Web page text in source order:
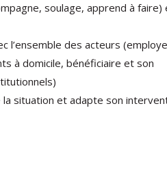
soulage, apprend à faire)
l’ensemble des acteurs
à domicile, bénéficiaire et son
la situation et adapte son